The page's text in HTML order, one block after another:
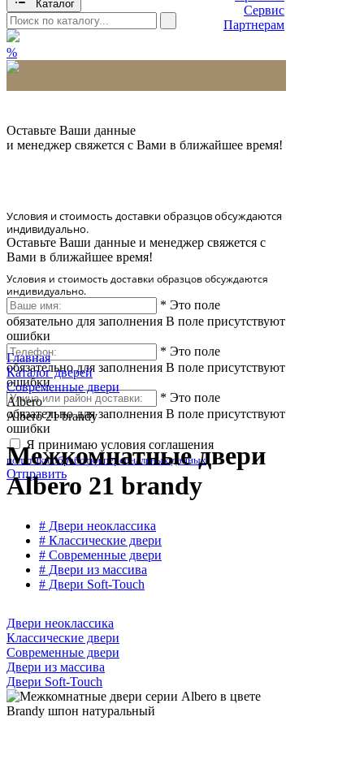
Сервис
Партнерам
Каталог
%
Оставьте Ваши данные
и менеджер свяжется с Вами в ближайшее время!
Условия и стоимость доставки образцов обсуждаются
индивидуально.
Оставьте Ваши данные и менеджер свяжется с
Вами в ближайшее время!
Условия и стоимость доставки образцов обсуждаются
индивидуально.
* Это поле
обязательно для заполнения В поле присутствуют
ошибки
* Это поле
обязательно для заполнения В поле присутствуют
ошибки
* Это поле
обязательно для заполнения В поле присутствуют
ошибки
Я принимаю условия соглашения
политики обработки персональных данных
Отправить
Главная
Каталог дверей
Современные двери
Albero
Albero 21 brandy
Межкомнатные двери
Albero 21 brandy
# Двери неоклассика
# Классические двери
# Современные двери
# Двери из массива
# Двери Soft-Touch
Двери неоклассика
Классические двери
Современные двери
Двери из массива
Двери Soft-Touch